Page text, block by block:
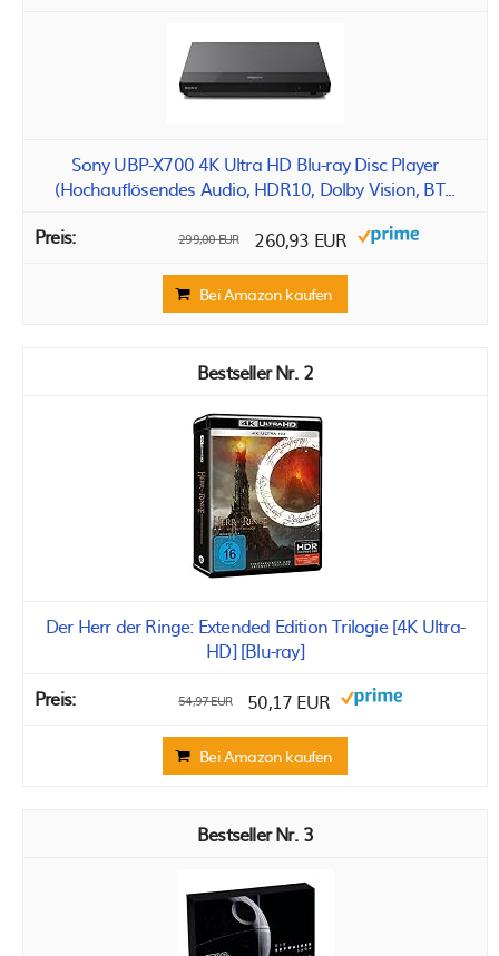
Sony UBP-X700 4K Ultra HD Blu-ray Disc Player
(Hochauflösendes Audio, HDR10, Dolby Vision, BT...
299,00 EUR 260,93 EUR
Bei Amazon kaufen
2
Der Herr der Ringe: Extended Edition Trilogie [4K Ultra-
HD] [Blu-ray]
54,97 EUR 50,17 EUR
Bei Amazon kaufen
3